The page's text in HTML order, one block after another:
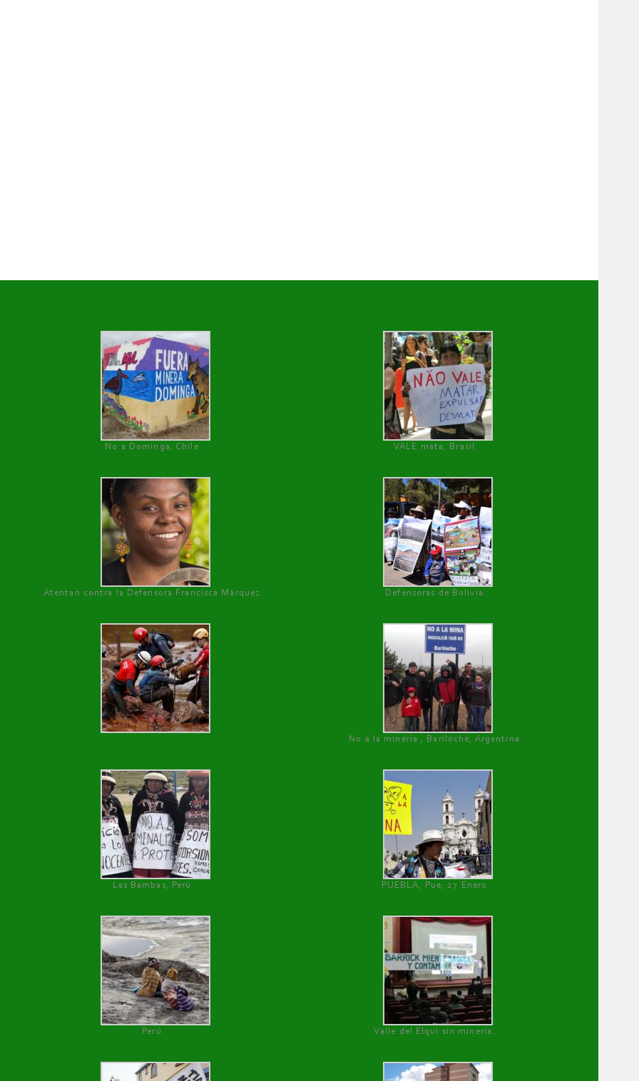
No a Dominga, Chile
VALE mata, Brasil
Atentan contra la Defensora Francisca Márquez Defensoras de Bolivia
No a la minería , Bariloche, Argentina
Las Bambas, Perú PUEBLA, Pue, 27 Enero
Perú Valle del Elqui sin minería.